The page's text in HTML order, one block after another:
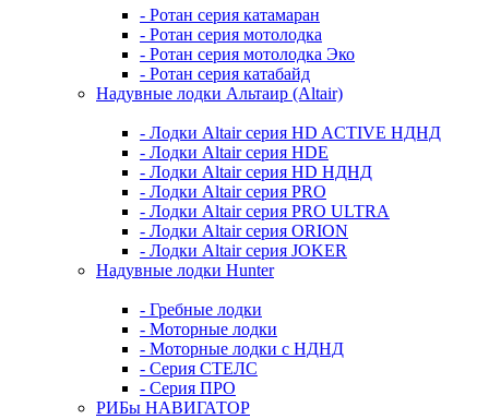
- Ротан серия катамаран
- Ротан серия мотолодка
- Ротан серия мотолодка Эко
- Ротан серия катабайд
Надувные лодки Альтаир (Altair)
- Лодки Altair серия HD ACTIVE НДНД
- Лодки Altair серия HDE
- Лодки Altair серия HD НДНД
- Лодки Altair серия PRO
- Лодки Altair серия PRO ULTRA
- Лодки Altair серия ORION
- Лодки Altair серия JOKER
Надувные лодки Hunter
- Гребные лодки
- Моторные лодки
- Моторные лодки с НДНД
- Серия СТЕЛС
- Серия ПРО
РИБы НАВИГАТОР